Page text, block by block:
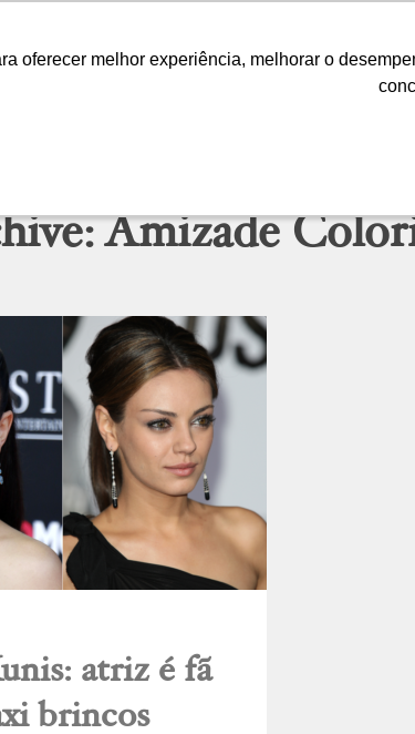
oferecer melhor experiência, melhorar o
oferecer melhor experiência, melhorar o
LOJA
Amizade
atriz é fã
brincos